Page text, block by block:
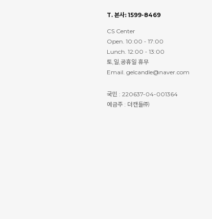
T. 본사: 1599-8469
CS Center
Open. 10:00 - 17:00
Lunch. 12:00 - 13:00
토,일,공휴일 휴무
Email. gelcandle@naver.com
국민 : 220637-04-001364
예금주 : 더캔들㈜